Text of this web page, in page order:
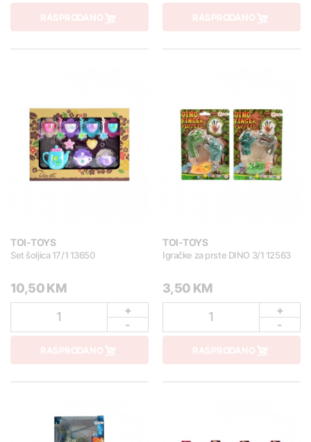
RASPRODANO RASPRODANO
TOI-TOYS
Set šoljica 17/1 13650
10,50 KM
1
+
-
RASPRODANO
TOI-TOYS
Igračke za prste DINO 3/1 12563
3,50 KM
1
+
-
RASPRODANO